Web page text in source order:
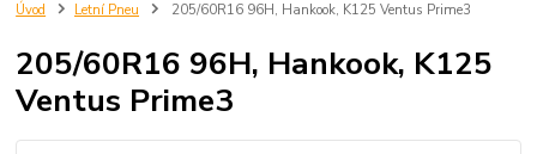
Úvod Letní Pneu 205/60R16 96H, Hankook, K125 Ventus Prime3
205/60R16 96H, Hankook, K125
Ventus Prime3